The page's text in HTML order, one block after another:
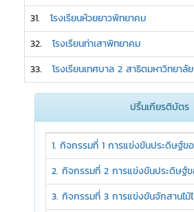
31. โรงเรียนห้วยยาวพิทยาคม
32. โรงเรียนท่าเสาพิทยาคม
33. โรงเรียนเทศบาล 2 สาธิตมหาวิทยา
ปริ้นเกียรติบัตร
1. กิจกรรมที่ 1 การแข่งขันประดิษฐ์ข
2. กิจกรรมที่ 2 การแข่งขันประดิษฐ์
3. กิจกรรมที่ 3 การแข่งขันจักสานไม้